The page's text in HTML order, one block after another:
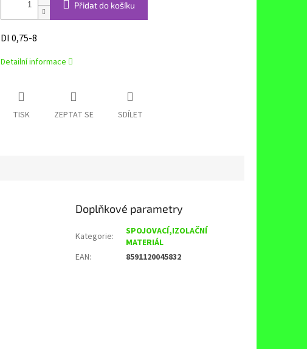
Přidat do košíku
DI 0,75-8
Detailní informace
TISK ZEPTAT SE SDÍLET
Doplňkové parametry
Kategorie:
SPOJOVACÍ,IZOLAČNÍ
MATERIÁL
EAN: 8591120045832